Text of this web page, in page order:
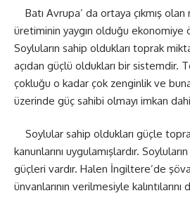
Batı Avrupa’ da ortaya çıkmış
üretiminin yaygın olduğu ekonomiye
Soyluların sahip oldukları toprak
açıdan güçlü oldukları bir sistemdir.
çokluğu o kadar çok zenginlik ve
üzerinde güç sahibi olmayı imkan
Soylular sahip oldukları güçle
kanunlarını uygulamışlardır.
güçleri vardır. Halen İngiltere’de
ünvanlarının verilmesiyle